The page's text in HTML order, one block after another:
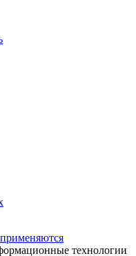
применяются
технологии